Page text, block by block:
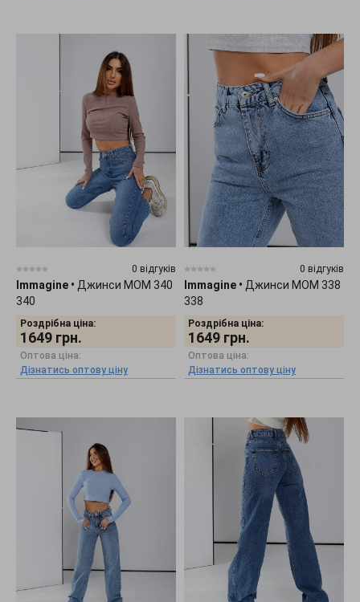
0 відгуків
Immagine • Джинси МОМ 340
340
Роздрібна ціна:
1649 грн.
Оптова ціна:
Дізнатись оптову ціну
0 відгуків
Immagine • Джинси МОМ 338
338
Роздрібна ціна:
1649 грн.
Оптова ціна:
Дізнатись оптову ціну